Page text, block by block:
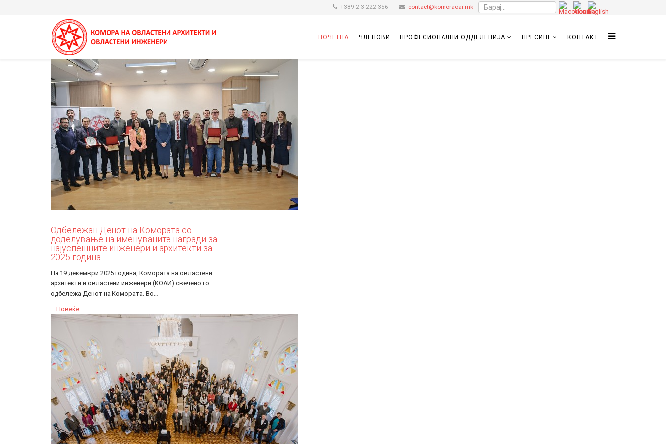
+389 2 3 222 356 contact@komoraoai.mk
ПОЧЕТНА ЧЛЕНОВИ ПРОФЕСИОНАЛНИ ОДДЕЛЕНИЈА ПРЕСИНГ КОНТАКТ
Одбележан Денот на Комората со
доделување на именуваните награди за
најуспешните инженери и архитекти за
2025 година
На 19 декември 2025 година, Комората на овластени
архитекти и овластени инженери (КОАИ) свечено го
одбележа Денот на Комората. Во…
Повеќе...